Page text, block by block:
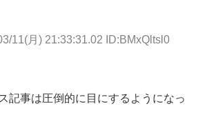
11(月) 21:33:31.02 ID:BMxQltsl0
記事は圧倒的に目にするようになっ